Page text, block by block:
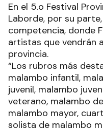
En el 5.o Festival
Laborde, por su
competencia, donde
artistas que vendrán
provincia.
“Los rubros más
malambo infantil,
juvenil, malambo
veterano, malambo
malambo mayor,
solista de malambo